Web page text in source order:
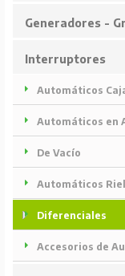
Generadores -
Interruptores
Automáticos
Automáticos en
De Vacío
Automáticos
Diferenciales
Accesorios de